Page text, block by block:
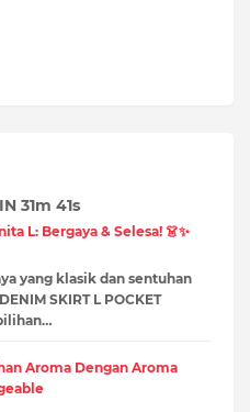
31m 40s
L: Bergaya & Selesa! 👗✨
yang klasik dan sentuhan
SKIRT L POCKET
Aroma Dengan Aroma